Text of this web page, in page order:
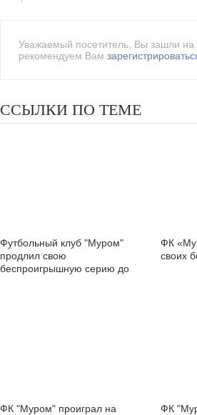
Уважаемый посетитель, Вы зашли на
рекомендуем Вам
ССЫЛКИ ПО ТЕМЕ
Футбольный клуб "Муром"
продлил свою
беспроигрышную серию до
ФК
своих
ФК "Муром" проиграл на
ФК